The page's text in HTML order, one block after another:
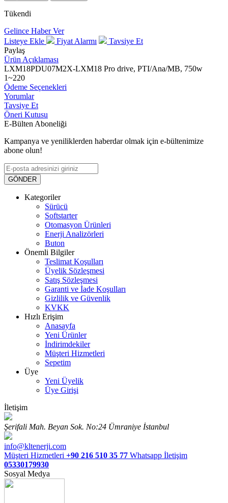
Tükendi
Gelince Haber Ver
Listeye Ekle
Fiyat Alarmı
Tavsiye Et
Paylaş
Ürün Açıklaması
LXM18PDU07M2X-LXM18 Pro drive, PTI/Ana/MB, 750w
1~220
Ödeme Seçenekleri
Yorumlar
Tavsiye Et
Öneri Kutusu
E-Bülten Aboneliği
Kampanya ve yeniliklerden haberdar olmak için e-bültenimize
abone olun!
GÖNDER
Kategoriler
Sürücü
Softstarter
Otomasyon Ürünleri
Enerji Analizörleri
Buton
Önemli Bilgiler
Teslimat Koşulları
Üyelik Sözleşmesi
Satış Sözleşmesi
Garanti ve İade Koşulları
Gizlilik ve Güvenlik
KVKK
Hızlı Erişim
Anasayfa
Yeni Ürünler
İndirimdekiler
Müşteri Hizmetleri
Sepetim
Üye
Yeni Üyelik
Üye Girişi
İletişim
Şerifali Mah. Beyan Sok. No:24 Ümraniye İstanbul
info@kltenerji.com
Müşteri Hizmetleri +90 216 510 35 77 Whatsapp İletişim
05330179930
Sosyal Medya